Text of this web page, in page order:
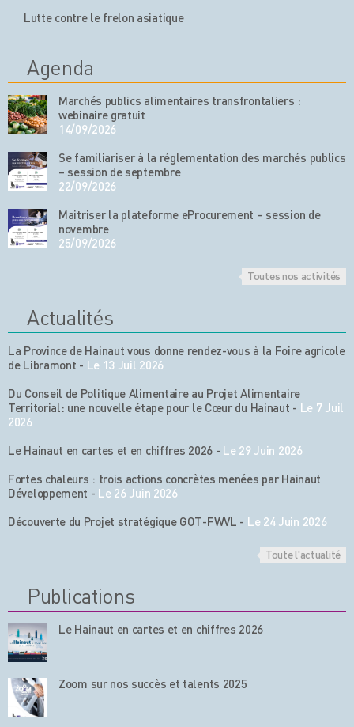
Lutte contre le frelon asiatique
Agenda
Marchés publics alimentaires transfrontaliers :
webinaire gratuit
14/09/2026
Se familiariser à la réglementation des marchés publics
– session de septembre
22/09/2026
Maitriser la plateforme eProcurement – session de
novembre
25/09/2026
Toutes nos activités
Actualités
La Province de Hainaut vous donne rendez-vous à la Foire agricole
de Libramont - Le 13 Juil 2026
Du Conseil de Politique Alimentaire au Projet Alimentaire
Territorial: une nouvelle étape pour le Cœur du Hainaut - Le 7 Juil
2026
Le Hainaut en cartes et en chiffres 2026 - Le 29 Juin 2026
Fortes chaleurs : trois actions concrètes menées par Hainaut
Développement - Le 26 Juin 2026
Découverte du Projet stratégique GOT-FWVL - Le 24 Juin 2026
Toute l'actualité
Publications
Le Hainaut en cartes et en chiffres 2026
Zoom sur nos succès et talents 2025